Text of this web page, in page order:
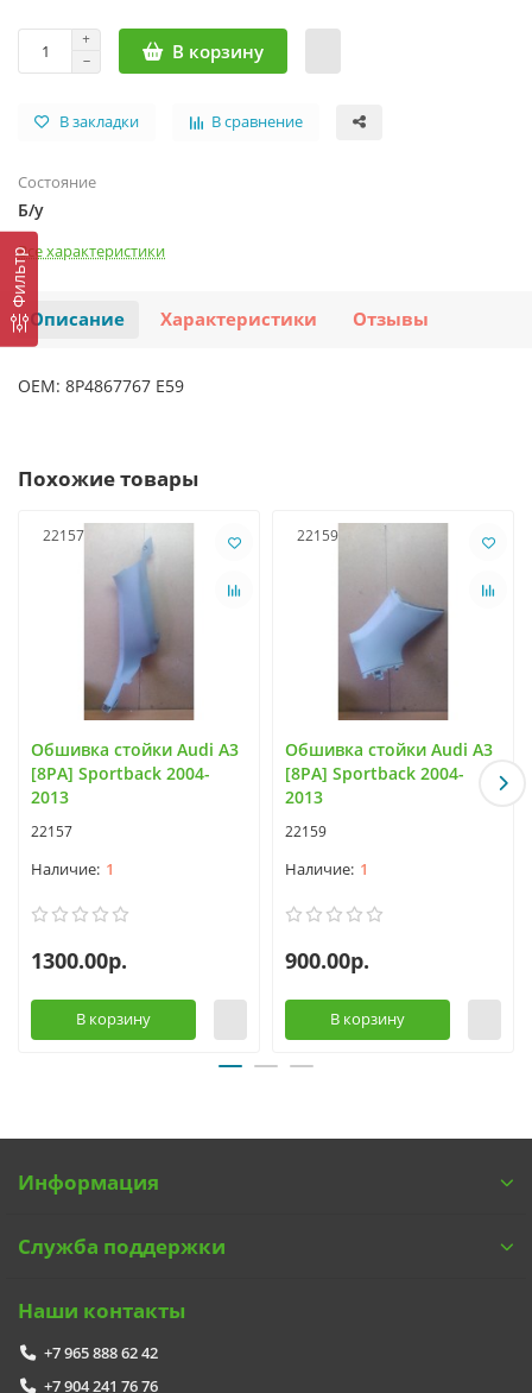
Фильтр
В корзину
В закладки В сравнение
Состояние
Б/у
Все характеристики
Описание Характеристики Отзывы
OEM: 8P4867767 E59
Похожие товары
22157
Обшивка стойки Audi A3
[8PA] Sportback 2004-
2013
22157
1
1300.00р.
В корзину
22159
Обшивка стойки Audi A3
[8PA] Sportback 2004-
2013
22159
1
900.00р.
В корзину
Информация
Служба поддержки
Наши контакты
+7 965 888 62 42
+7 904 241 76 76